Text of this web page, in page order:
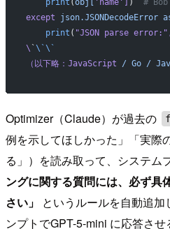
    print
(obj[ 'name' ) # Bob
except json.JSONDecodeError
    print
( "JSON parse error:"
\ ` \`\`
（以下略：JavaScript / Go /
Optimizer（Claude）が過去の
例を示してほしかった」「実際
る」）を読み取って、システム
ングに関する質問には、必ず具
さい」
というルールを自動追
ンプトでGPT-5-mini に応答さ